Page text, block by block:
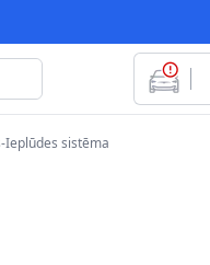
Ieplūdes sistēma